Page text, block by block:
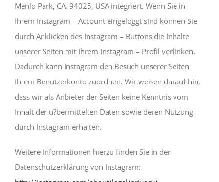
Menlo Park, CA, 94025, USA integriert. Wenn Sie in
Ihrem Instagram – Account eingeloggt sind können Sie
durch Anklicken des Instagram – Buttons die Inhalte
unserer Seiten mit Ihrem Instagram – Profil verlinken.
Dadurch kann Instagram den Besuch unserer Seiten
Ihrem Benutzerkonto zuordnen. Wir weisen darauf hin,
dass wir als Anbieter der Seiten keine Kenntnis vom
Inhalt der u?bermittelten Daten sowie deren Nutzung
durch Instagram erhalten.
Weitere Informationen hierzu finden Sie in der
Datenschutzerklärung von Instagram: